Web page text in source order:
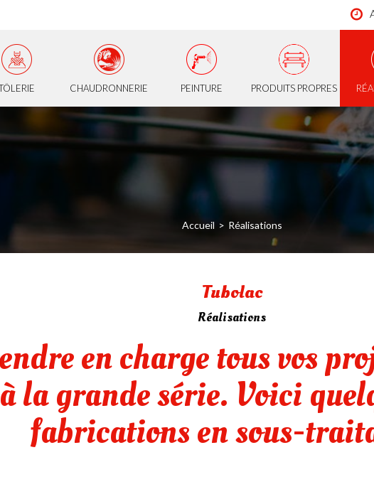
CHAUDRONNERIE PEINTURE PRODUITS PROPRES
Accueil Réalisations
Tubolac
Réalisations
en charge tous vos
la grande série. Voici
fabrications en sous-